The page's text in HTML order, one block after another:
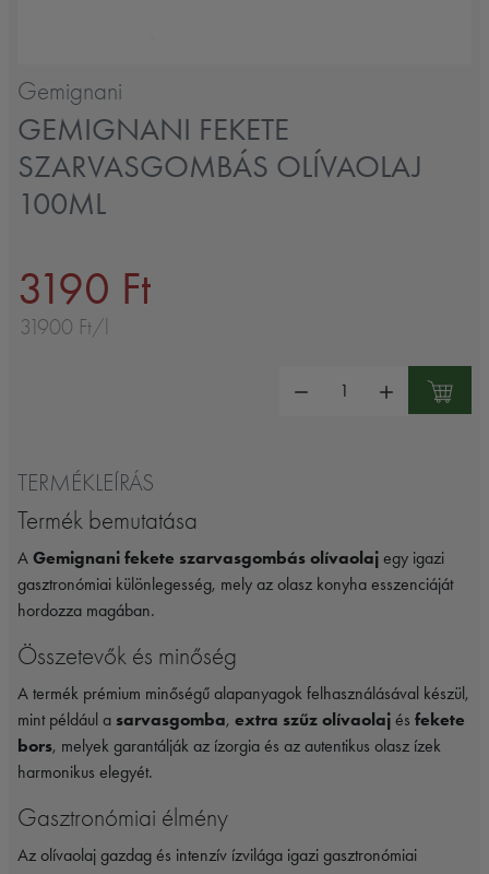
Gemignani
GEMIGNANI FEKETE
SZARVASGOMBÁS OLÍVAOLAJ
100ML
3190 Ft
31900 Ft/l
TERMÉKLEÍRÁS
Termék bemutatása
A Gemignani fekete szarvasgombás olívaolaj egy igazi
gasztronómiai különlegesség, mely az olasz konyha esszenciáját
hordozza magában.
Összetevők és minőség
A termék prémium minőségű alapanyagok felhasználásával készül,
mint például a sarvasgomba, extra szűz olívaolaj és fekete
bors, melyek garantálják az ízorgia és az autentikus olasz ízek
harmonikus elegyét.
Gasztronómiai élmény
Az olívaolaj gazdag és intenzív ízvilága igazi gasztronómiai